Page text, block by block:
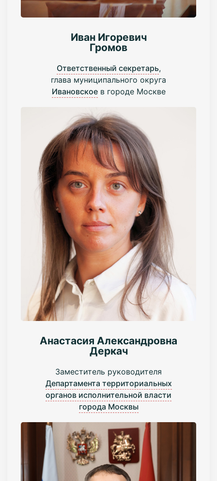
Иван Игоревич
Громов
Ответственный секретарь,
глава муниципального округа
Ивановскоев городе Москве
Анастасия Александровна
Деркач
Заместитель руководителя
Департамента территориальных
органов исполнительной власти
города Москвы